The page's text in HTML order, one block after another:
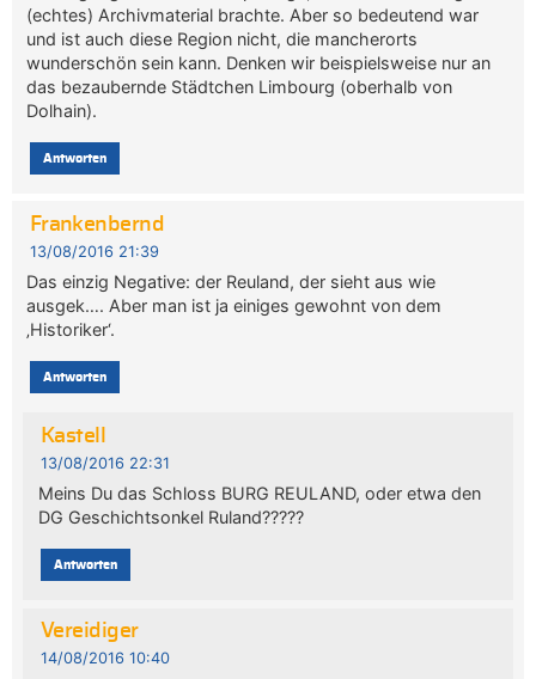
(echtes) Archivmaterial brachte. Aber so bedeutend war
und ist auch diese Region nicht, die mancherorts
wunderschön sein kann. Denken wir beispielsweise nur an
das bezaubernde Städtchen Limbourg (oberhalb von
Dolhain).
Antworten
Frankenbernd
13/08/2016 21:39
Das einzig Negative: der Reuland, der sieht aus wie
ausgek…. Aber man ist ja einiges gewohnt von dem
‚Historiker‘.
Antworten
Kastell
13/08/2016 22:31
Meins Du das Schloss BURG REULAND, oder etwa den
DG Geschichtsonkel Ruland?????
Antworten
Vereidiger
14/08/2016 10:40